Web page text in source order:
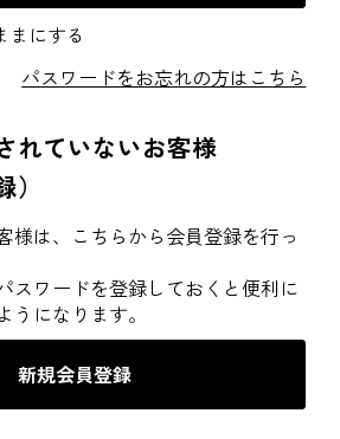
まにする
パスワードをお忘れの方はこちら
れていないお客様
様は、こちらから会員登録を行っ
スワードを登録しておくと便利に
うになります。